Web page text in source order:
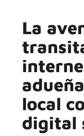
La
local
digital